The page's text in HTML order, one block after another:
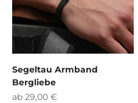
Segeltau Armband
Bergliebe
Angebot
ab 29,00 €